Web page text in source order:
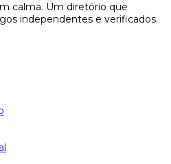
calma. Um diretório que
independentes e verificados.